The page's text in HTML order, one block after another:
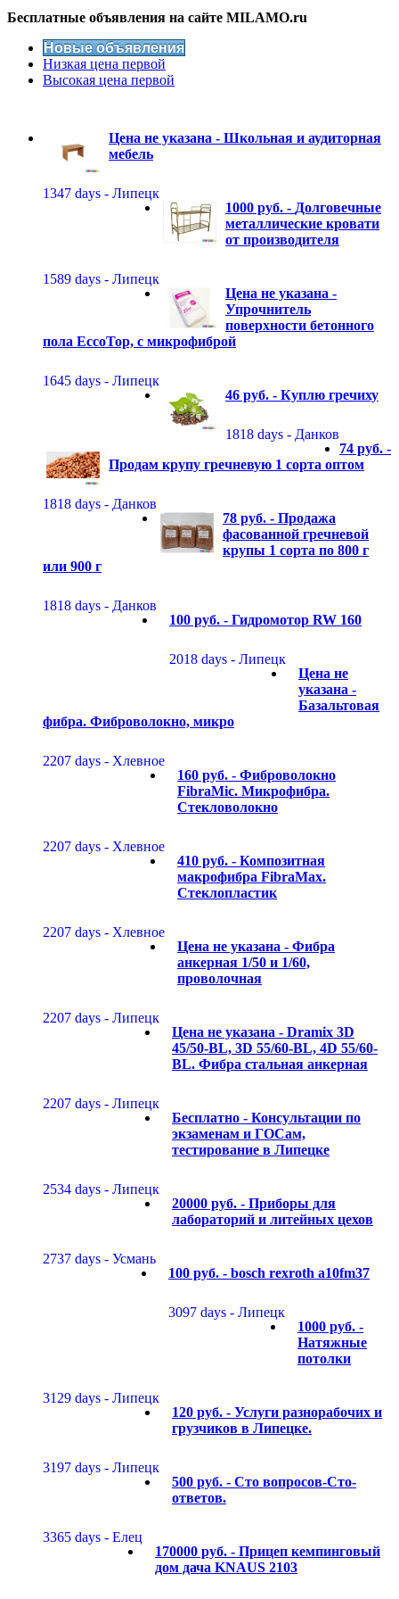
Бесплатные объявления на сайте MILAMO.ru
Новые объявления
Низкая цена первой
Высокая цена первой
Цена не указана - Школьная и аудиторная
мебель
1347 days - Липецк
1000 руб. - Долговечные
металлические кровати
от производителя
1589 days - Липецк
Цена не указана -
Упрочнитель
поверхности бетонного
пола EccoTop, с микрофиброй
1645 days - Липецк
46 руб. - Куплю гречиху
1818 days - Данков
74 руб. -
Продам крупу гречневую 1 сорта оптом
1818 days - Данков
78 руб. - Продажа
фасованной гречневой
крупы 1 сорта по 800 г
или 900 г
1818 days - Данков
100 руб. - Гидромотор RW 160
2018 days - Липецк
Цена не
указана -
Базальтовая
фибра. Фиброволокно, микро
2207 days - Хлевное
160 руб. - Фиброволокно
FibraMic. Микрофибра.
Стекловолокно
2207 days - Хлевное
410 руб. - Композитная
макрофибра FibraMax.
Стеклопластик
2207 days - Хлевное
Цена не указана - Фибра
анкерная 1/50 и 1/60,
проволочная
2207 days - Липецк
Цена не указана - Dramix 3D
45/50-BL, 3D 55/60-BL, 4D 55/60-
BL. Фибра стальная анкерная
2207 days - Липецк
Бесплатно - Консультации по
экзаменам и ГОСам,
тестирование в Липецке
2534 days - Липецк
20000 руб. - Приборы для
лабораторий и литейных цехов
2737 days - Усмань
100 руб. - bosch rexroth a10fm37
3097 days - Липецк
1000 руб. -
Натяжные
потолки
3129 days - Липецк
120 руб. - Услуги разнорабочих и
грузчиков в Липецке.
3197 days - Липецк
500 руб. - Сто вопросов-Сто-
ответов.
3365 days - Елец
170000 руб. - Прицеп кемпинговый
дом дача KNAUS 2103